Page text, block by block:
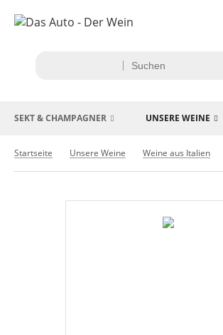
SEKT & CHAMPAGNER UNSERE WEINE
Startseite Unsere Weine Weine aus Italien